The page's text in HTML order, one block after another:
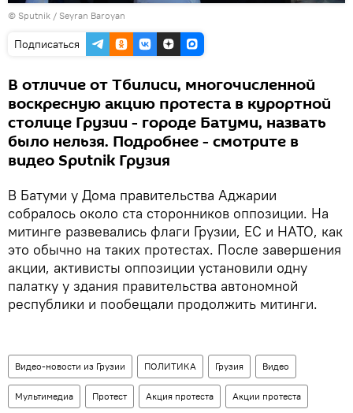
Воспроизвести
видео
© Sputnik / Seyran Baroyan
Подписаться
В отличие от Тбилиси, многочисленной
воскресную акцию протеста в курортной
столице Грузии - городе Батуми, назвать
было нельзя. Подробнее - смотрите в
видео Sputnik Грузия
В Батуми у Дома правительства Аджарии
собралось около ста сторонников оппозиции. На
митинге развевались флаги Грузии, ЕС и НАТО, как
это обычно на таких протестах. После завершения
акции, активисты оппозиции установили одну
палатку у здания правительства автономной
республики и пообещали продолжить митинги.
Видео-новости из Грузии ПОЛИТИКА Грузия Видео
Мультимедиа Протест Акция протеста Акции протеста